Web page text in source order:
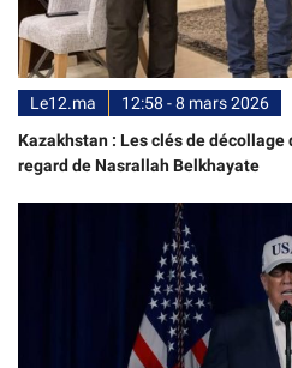
Le12.ma
12:58 - 8 mars 2026
Kazakhstan : Les clés de décollage
regard de Nasrallah Belkhayate